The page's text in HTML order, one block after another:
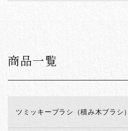
商品一覧
ツミッキーブラシ（積み木ブラシ）